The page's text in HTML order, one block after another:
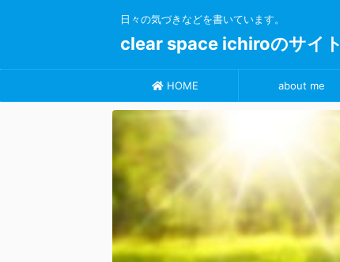
日々の気づきなどを書いています。
clear space ichiroのサイト
HOME about me